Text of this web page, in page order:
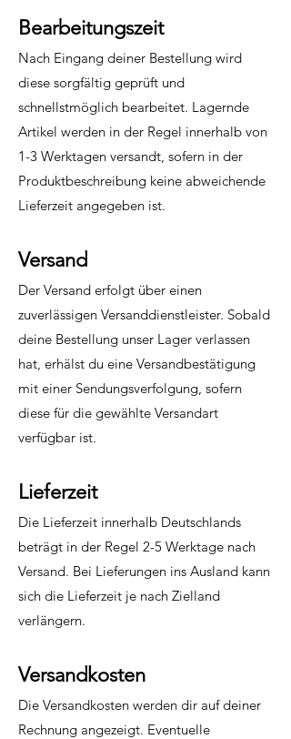
Bearbeitungszeit
Nach Eingang deiner Bestellung wird
diese sorgfältig geprüft und
schnellstmöglich bearbeitet. Lagernde
Artikel werden in der Regel innerhalb von
1-3 Werktagen versandt, sofern in der
Produktbeschreibung keine abweichende
Lieferzeit angegeben ist.
Versand
Der Versand erfolgt über einen
zuverlässigen Versanddienstleister. Sobald
deine Bestellung unser Lager verlassen
hat, erhälst du eine Versandbestätigung
mit einer Sendungsverfolgung, sofern
diese für die gewählte Versandart
verfügbar ist.
Lieferzeit
Die Lieferzeit innerhalb Deutschlands
beträgt in der Regel 2-5 Werktage nach
Versand. Bei Lieferungen ins Ausland kann
sich die Lieferzeit je nach Zielland
verlängern.
Versandkosten
Die Versandkosten werden dir auf deiner
Rechnung angezeigt. Eventuelle